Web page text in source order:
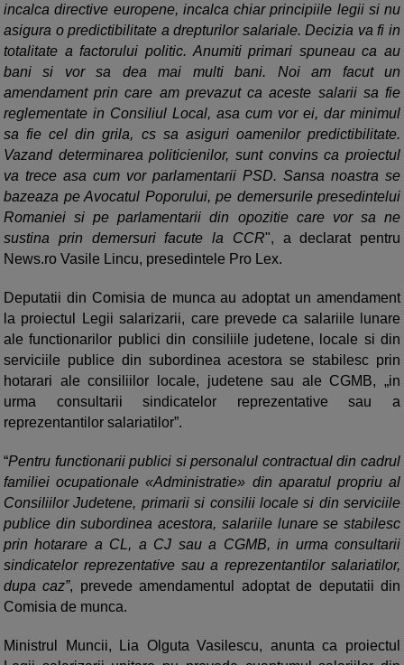
incalca directive europene, incalca chiar principiile legii si nu
asigura o predictibilitate a drepturilor salariale. Decizia va fi in
totalitate a factorului politic. Anumiti primari spuneau ca au
bani si vor sa dea mai multi bani. Noi am facut un
amendament prin care am prevazut ca aceste salarii sa fie
reglementate in Consiliul Local, asa cum vor ei, dar minimul
sa fie cel din grila, cs sa asiguri oamenilor predictibilitate.
Vazand determinarea politicienilor, sunt convins ca proiectul
va trece asa cum vor parlamentarii PSD. Sansa noastra se
bazeaza pe Avocatul Poporului, pe demersurile presedintelui
Romaniei si pe parlamentarii din opozitie care vor sa ne
sustina prin demersuri facute la CCR", a declarat pentru
News.ro Vasile Lincu, presedintele Pro Lex.
Deputatii din Comisia de munca au adoptat un amendament
la proiectul Legii salarizarii, care prevede ca salariile lunare
ale functionarilor publici din consiliile judetene, locale si din
serviciile publice din subordinea acestora se stabilesc prin
hotarari ale consiliilor locale, judetene sau ale CGMB, „in
urma consultarii sindicatelor reprezentative sau a
reprezentantilor salariatilor”.
“Pentru functionarii publici si personalul contractual din cadrul
familiei ocupationale «Administratie» din aparatul propriu al
Consiliilor Judetene, primarii si consilii locale si din serviciile
publice din subordinea acestora, salariile lunare se stabilesc
prin hotarare a CL, a CJ sau a CGMB, in urma consultarii
sindicatelor reprezentative sau a reprezentantilor salariatilor,
dupa caz”, prevede amendamentul adoptat de deputatii din
Comisia de munca.
Ministrul Muncii, Lia Olguta Vasilescu, anunta ca proiectul